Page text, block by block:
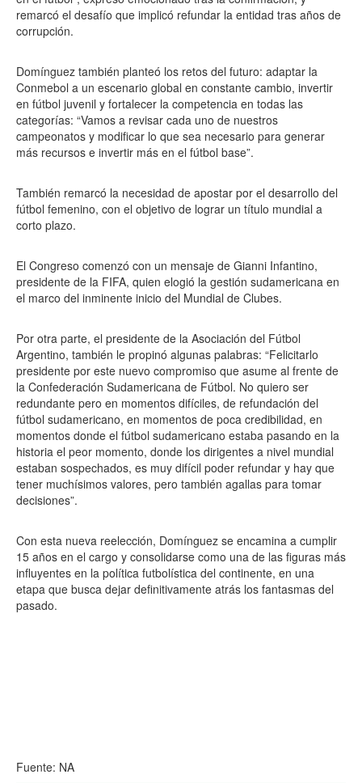
remarcó el desafío que implicó refundar la entidad tras años de
corrupción.
Domínguez también planteó los retos del futuro: adaptar la
Conmebol a un escenario global en constante cambio, invertir
en fútbol juvenil y fortalecer la competencia en todas las
categorías: “Vamos a revisar cada uno de nuestros
campeonatos y modificar lo que sea necesario para generar
más recursos e invertir más en el fútbol base”.
También remarcó la necesidad de apostar por el desarrollo del
fútbol femenino, con el objetivo de lograr un título mundial a
corto plazo.
El Congreso comenzó con un mensaje de Gianni Infantino,
presidente de la FIFA, quien elogió la gestión sudamericana en
el marco del inminente inicio del Mundial de Clubes.
Por otra parte, el presidente de la Asociación del Fútbol
Argentino, también le propinó algunas palabras: “Felicitarlo
presidente por este nuevo compromiso que asume al frente de
la Confederación Sudamericana de Fútbol. No quiero ser
redundante pero en momentos difíciles, de refundación del
fútbol sudamericano, en momentos de poca credibilidad, en
momentos donde el fútbol sudamericano estaba pasando en la
historia el peor momento, donde los dirigentes a nivel mundial
estaban sospechados, es muy difícil poder refundar y hay que
tener muchísimos valores, pero también agallas para tomar
decisiones”.
Con esta nueva reelección, Domínguez se encamina a cumplir
15 años en el cargo y consolidarse como una de las figuras más
influyentes en la política futbolística del continente, en una
etapa que busca dejar definitivamente atrás los fantasmas del
pasado.
Fuente: NA